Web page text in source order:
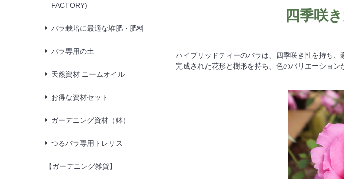
FACTORY)
バラ栽培に最適な堆肥・肥料
バラ専用の土
天然資材 ニームオイル
お得な資材セット
ガーデニング資材（鉢）
つるバラ専用トレリス
【ガーデニング雑貨】
四季咲
ハイブリッドティーのバラは、四季咲き性を持ち、
完成された花形と樹形を持ち、色のバリエーショ